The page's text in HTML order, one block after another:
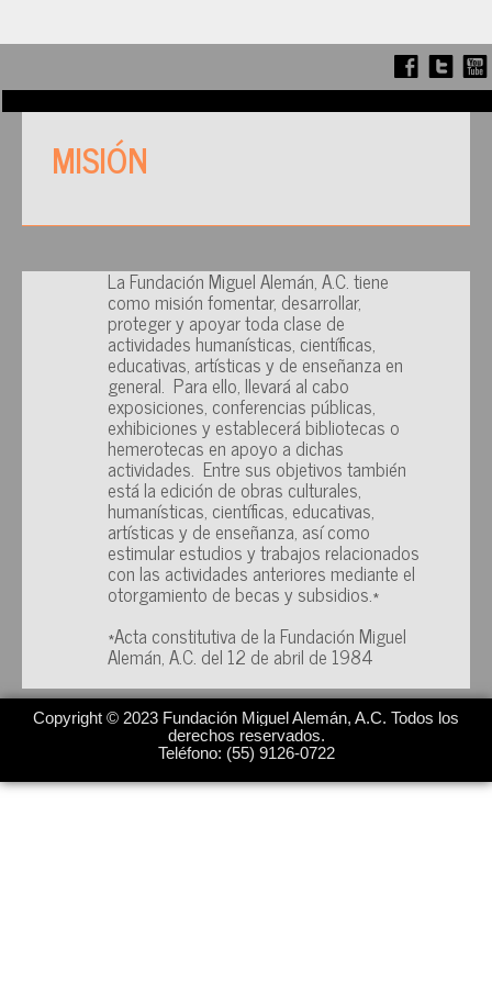
MISIÓN
La Fundación Miguel Alemán, A.C. tiene
como misión fomentar, desarrollar,
proteger y apoyar toda clase de
actividades humanísticas, científicas,
educativas, artísticas y de enseñanza en
general. Para ello, llevará al cabo
exposiciones, conferencias públicas,
exhibiciones y establecerá bibliotecas o
hemerotecas en apoyo a dichas
actividades. Entre sus objetivos también
está la edición de obras culturales,
humanísticas, científicas, educativas,
artísticas y de enseñanza, así como
estimular estudios y trabajos relacionados
con las actividades anteriores mediante el
otorgamiento de becas y subsidios.*
*Acta constitutiva de la Fundación Miguel
Alemán, A.C. del 12 de abril de 1984
Copyright © 2023 Fundación Miguel Alemán, A.C. Todos los
derechos reservados.
Teléfono: (55) 9126-0722